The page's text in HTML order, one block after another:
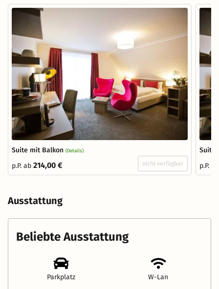
Suite mit Balkon (Details)
p.P. ab 214,00 € nicht verfügbar
Suite
p.P.
Ausstattung
Beliebte Ausstattung
Parkplatz W-Lan